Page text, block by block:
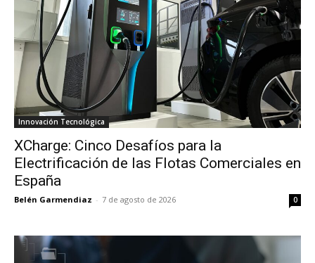
Innovación Tecnológica
XCharge: Cinco Desafíos para la
Electrificación de las Flotas Comerciales en
España
Belén Garmendiaz - 7 de agosto de 2026 0